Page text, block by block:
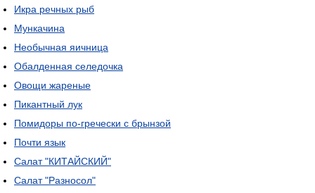
Икра речных рыб
Мункачина
Необычная яичница
Обалденная селедочка
Овощи жареные
Пикантный лук
Помидоры по-гречески с брынзой
Почти язык
Салат "КИТАЙСКИЙ"
Салат "Разносол"